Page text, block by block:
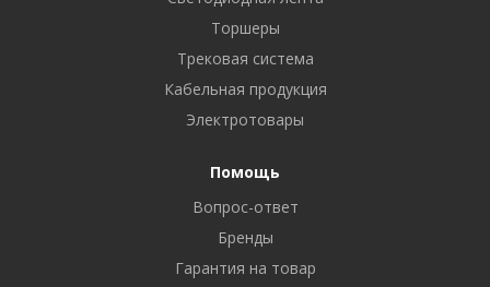
Торшеры
Трековая система
Кабельная продукция
Электротовары
Помощь
Вопрос-ответ
Бренды
Гарантия на товар